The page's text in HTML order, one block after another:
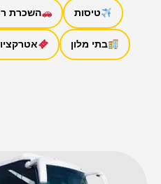
טיסות השכרת
בתי מלון